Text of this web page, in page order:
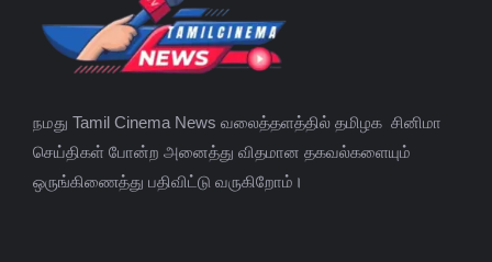
நமது Tamil Cinema News வலைத்தளத்தில் தமிழக சினிமா
செய்திகள் போன்ற அனைத்து விதமான தகவல்களையும்
ஒருங்கிணைத்து பதிவிட்டு வருகிறோம்।